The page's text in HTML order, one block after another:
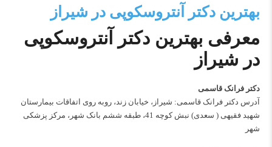
بهترین دکتر آنتروسکوپی در شیراز
معرفی بهترین دکتر آنتروسکوپی
در شیراز
دکتر فرانک قاسمی
آدرس دکتر فرانک قاسمی: شیراز، خیابان زند، روبه روی اتفاقات بیمارستان
شهید فقیهی ( سعدی) نبش کوچه 41، طبقه ششم بانک شهر، مرکز پزشکی
شهر